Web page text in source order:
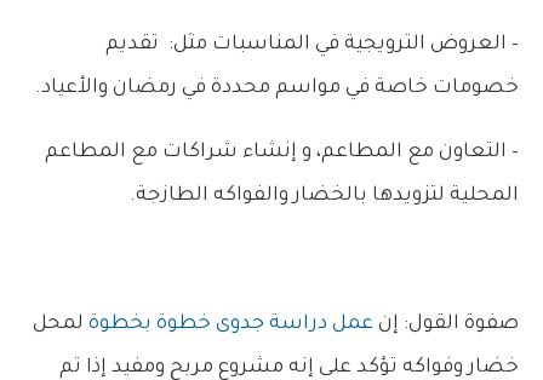
– العروض الترويجية في المناسبات مثل: تقديم
خصومات خاصة في مواسم محددة في رمضان والأعياد.
– التعاون مع المطاعم، و إنشاء شراكات مع المطاعم
المحلية لتزويدها بالخضار والفواكه الطازجة.
صفوة القول: إن عمل دراسة جدوى خطوة بخطوة لمحل
خضار وفواكه تؤكد على إنه مشروع مربح ومفيد إذا تم